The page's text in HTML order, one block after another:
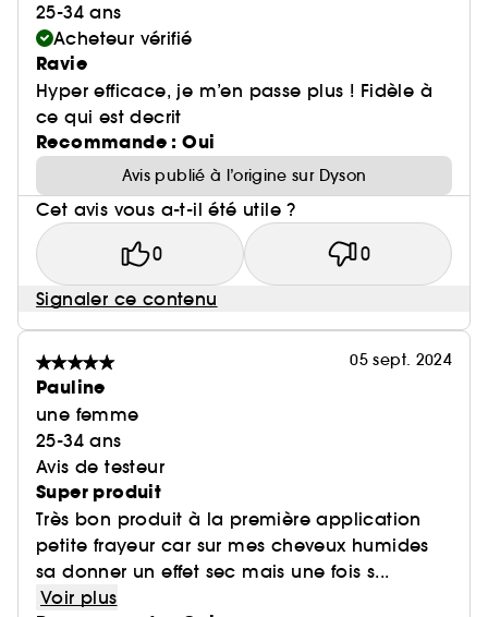
25-34 ans
Acheteur vérifié
Ravie
Hyper efficace, je m’en passe plus ! Fidèle à
ce qui est decrit
Recommande : Oui
Avis publié à l’origine sur Dyson
Cet avis vous a-t-il été utile ?
0 0
Signaler ce contenu
05 sept. 2024
Pauline
une femme
25-34 ans
Avis de testeur
Super produit
Très bon produit à la première application
petite frayeur car sur mes cheveux humides
sa donner un effet sec mais une fois s...
Voir plus